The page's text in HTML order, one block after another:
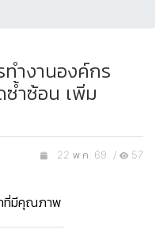
ำงานองค์กร
ำซ้อน เพิ่ม
22 พ.ค. 69 / 57
ที่มีคุณภาพ